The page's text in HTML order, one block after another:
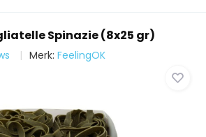
Spinazie (8x25 gr)
Merk:FeelingOK